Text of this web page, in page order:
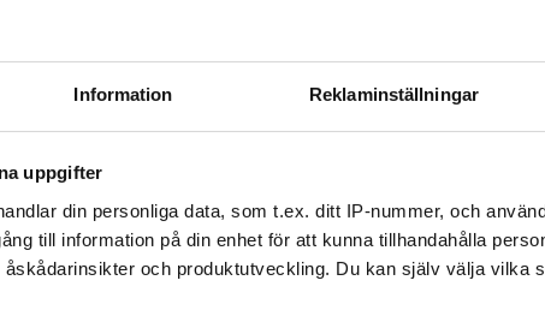
Information Reklaminställningar
uppgifter
din personliga data, som t.ex. ditt IP-nummer, och
till information på din enhet för att kunna tillhandahålla
och produktutveckling. Du kan själv välja vilka
Och tanken är att sommarlägret ska bli ett
verksamhetsledaren Frida Persson:
träffa fotbollsintresserade tjejer på Dalaberg
den svenska entreprenören Cecilia Andrén